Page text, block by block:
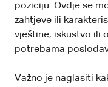
poziciju. Ovdje se
zahtjeve ili
vještine, iskustvo ili
potrebama
Važno je naglasiti